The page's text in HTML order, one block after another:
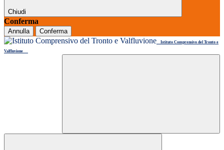
Chiudi
Conferma
Annulla Conferma
Istituto Comprensivo del Tronto e
Valfluvione